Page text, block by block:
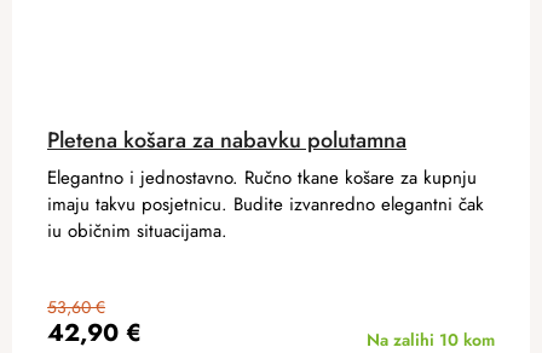
Pletena košara za nabavku polutamna
42,90 €
53,60 €
Na zalihi 10 kom
Elegantno i jednostavno. Ručno tkane košare za kupnju
imaju takvu posjetnicu. Budite izvanredno elegantni čak
iu običnim situacijama.